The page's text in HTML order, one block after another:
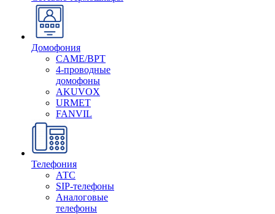
Домофония
CAME/BPT
4-проводные
домофоны
AKUVOX
URMET
FANVIL
Телефония
АТС
SIP-телефоны
Аналоговые
телефоны